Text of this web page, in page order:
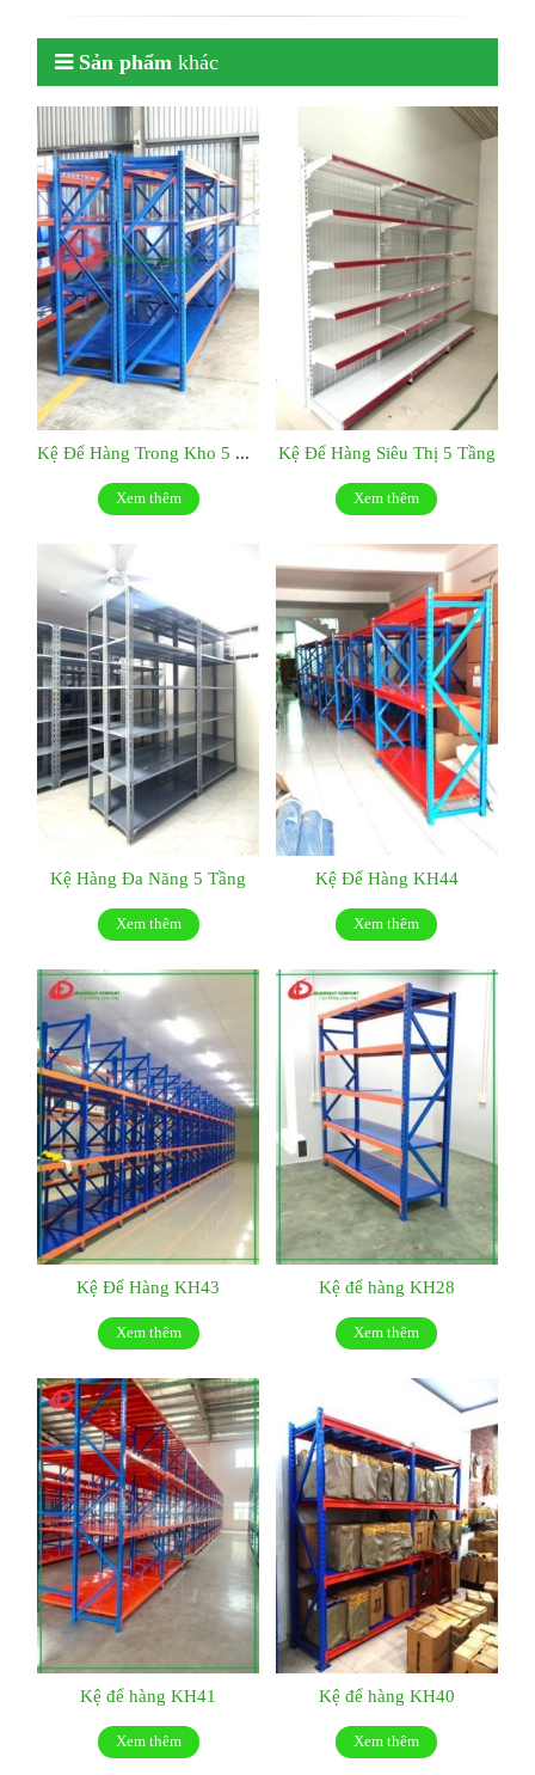
Sản phẩm khác
Kệ Để Hàng Trong Kho 5 Tầng
Xem thêm
Kệ Để Hàng Siêu Thị 5 Tầng
Xem thêm
Kệ Hàng Đa Năng 5 Tầng
Xem thêm
Kệ Để Hàng KH44
Xem thêm
Kệ Để Hàng KH43
Xem thêm
Kệ để hàng KH28
Xem thêm
Kệ để hàng KH41
Xem thêm
Kệ để hàng KH40
Xem thêm